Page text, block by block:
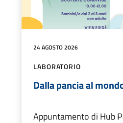
24 AGOSTO 2026
LABORATORIO
Dalla pancia al
Appuntamento di Hub